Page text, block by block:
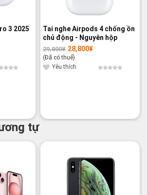
3 2025
Tai nghe Airpods 4 chống ồn
chủ động - Nguyên hộp
29,800¥
Giá
gốc
là:
29,800¥.
28,800¥
Giá
hiện
tại
là:
28,800¥.
(Đã có thuế)
Yêu thích
tự